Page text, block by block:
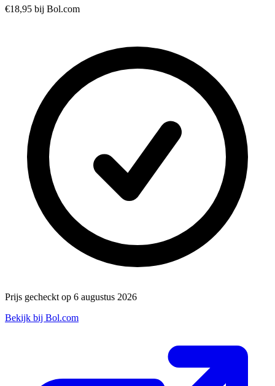
€18,95 bij Bol.com
Prijs gecheckt op 6 augustus 2026
Bekijk bij Bol.com